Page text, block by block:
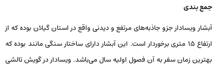
جمع بندی
آبشار ویسادار جزو جاذبه‌های مرتفع و دیدنی واقع در استان گیلان بوده که از
ارتفاع 15 متری برخوردار است. این آبشار دارای ساختار سنگی مانند بوده که
بهترین زمان سفر به آن فصول اولیه سال می‌باشد. ویسادار در گویش تالشی